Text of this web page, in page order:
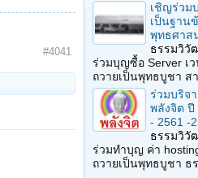
#4041
เชิญร่วม
เป็นฐาน
พุทธศาส
ธรรมวิวั
ร่วมบุญซื้อ Server เ
ถวายเป็นพุทธบูชา ส
ร่วมบริจ
พลังจิต ปี
- 2561 -
ธรรมวิวั
ร่วมทำบุญ ค่า
ถวายเป็นพุทธบูชา ธ